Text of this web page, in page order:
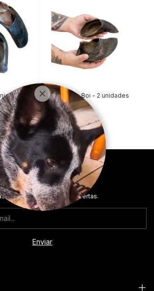
Casco de Boi - 2 unidades
R$24,90
Newsletter
se e receba nossas ofertas.